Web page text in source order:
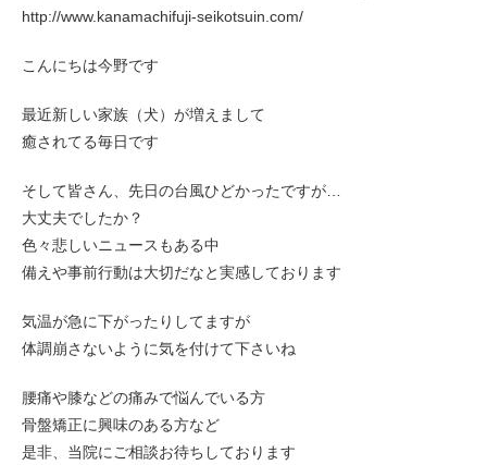
http://www.kanamachifuji-seikotsuin.com/
こんにちは今野です
最近新しい家族（犬）が増えまして
癒されてる毎日です
そして皆さん、先日の台風ひどかったですが…
大丈夫でしたか？
色々悲しいニュースもある中
備えや事前行動は大切だなと実感しております
気温が急に下がったりしてますが
体調崩さないように気を付けて下さいね
腰痛や膝などの痛みで悩んでいる方
骨盤矯正に興味のある方など
是非、当院にご相談お待ちしております